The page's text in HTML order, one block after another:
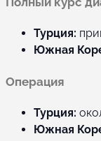
Турция:
Южная
Операция
Турция:
Южная